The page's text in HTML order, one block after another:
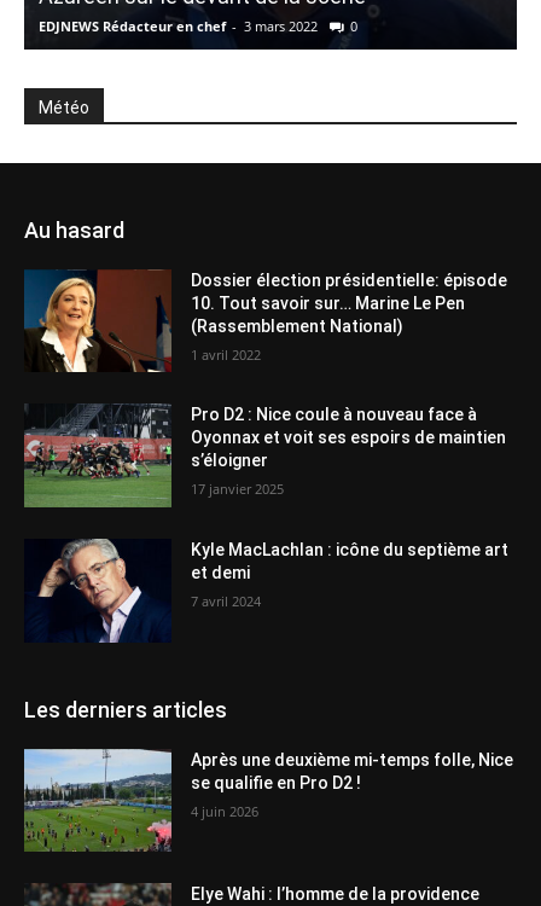
EDJNEWS Rédacteur en chef - 3 mars 2022 0
Météo
Au hasard
Dossier élection présidentielle: épisode
10. Tout savoir sur… Marine Le Pen
(Rassemblement National)
1 avril 2022
Pro D2 : Nice coule à nouveau face à
Oyonnax et voit ses espoirs de maintien
s’éloigner
17 janvier 2025
Kyle MacLachlan : icône du septième art
et demi
7 avril 2024
Les derniers articles
Après une deuxième mi-temps folle, Nice
se qualifie en Pro D2 !
4 juin 2026
Elye Wahi : l’homme de la providence